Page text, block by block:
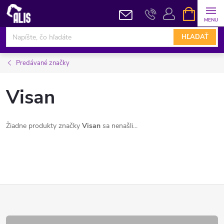
Prejsť
obsah
HĽADAŤ
KOŠÍK
Predávané značky
Visan
Žiadne produkty značky Visan sa nenašli...